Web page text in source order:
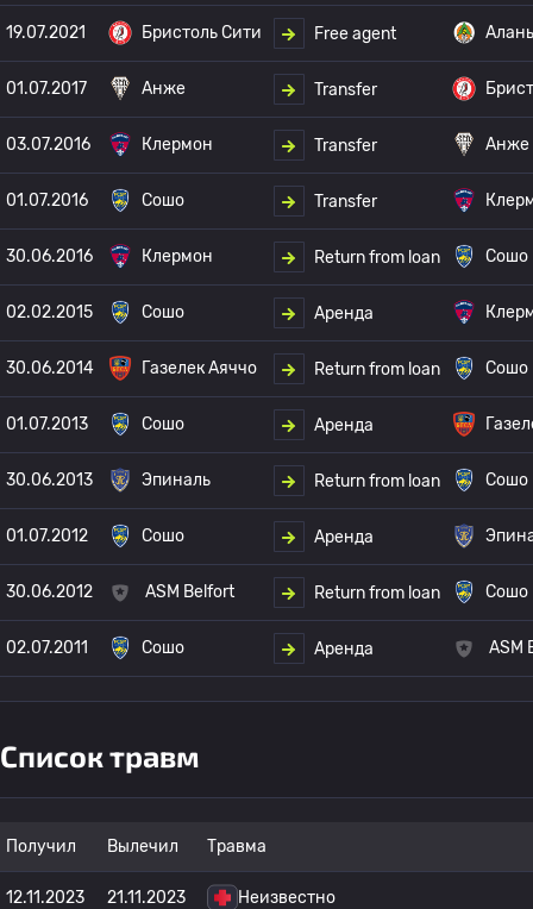
19.07.2021 Бристоль Сити Free agent
01.07.2017 Анже Transfer
03.07.2016 Клермон Transfer Анже
01.07.2016 Сошо Transfer
30.06.2016 Клермон Return from loan Сошо
02.02.2015 Сошо Аренда
30.06.2014 Газелек Аяччо Return from loan Сошо
01.07.2013 Сошо Аренда
30.06.2013 Эпиналь Return from loan Сошо
01.07.2012 Сошо Аренда
30.06.2012 ASM Belfort Return from loan Сошо
02.07.2011 Сошо Аренда ASM
Список травм
Получил Вылечил Травма
12.11.2023 21.11.2023 Неизвестно